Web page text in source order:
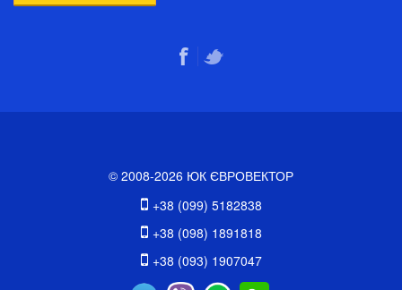
© 2008-2026 ЮК ЄВРОВЕКТОР
+38 (099) 5182838
+38 (098) 1891818
+38 (093) 1907047